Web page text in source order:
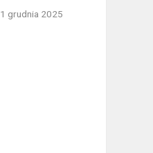
1 grudnia 2025